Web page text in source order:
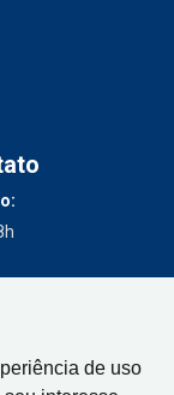
de uso